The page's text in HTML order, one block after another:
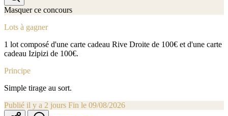
Masquer ce concours
Lots à gagner
1 lot composé d'une carte cadeau Rive Droite de 100€ et d'une carte
cadeau Izipizi de 100€.
Principe
Simple tirage au sort.
Publié il y a 2 jours Fin le 09/08/2026